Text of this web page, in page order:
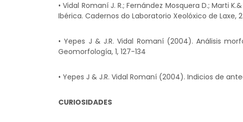
• Vidal Romaní J. R.; Fernández Mosquera D.; Marti
Ibérica. Cadernos do Laboratorio Xeolóxico de Laxe,
• Yepes J & J.R. Vidal Romaní (2004). Análisis
Geomorfología, 1, 127-134
• Yepes J & J.R. Vidal Romaní (2004). Indicios de
CURIOSIDADES